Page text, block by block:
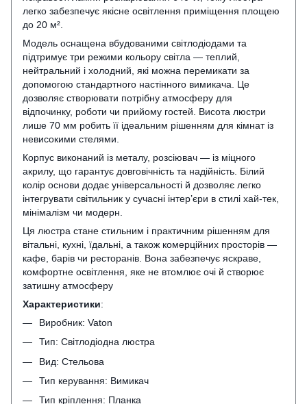
легко забезпечує якісне освітлення приміщення площею
до 20 м².
Модель оснащена вбудованими світлодіодами та
підтримує три режими кольору світла — теплий,
нейтральний і холодний, які можна перемикати за
допомогою стандартного настінного вимикача. Це
дозволяє створювати потрібну атмосферу для
відпочинку, роботи чи прийому гостей. Висота люстри
лише 70 мм робить її ідеальним рішенням для кімнат із
невисокими стелями.
Корпус виконаний із металу, розсіювач — із міцного
акрилу, що гарантує довговічність та надійність. Білий
колір основи додає універсальності й дозволяє легко
інтегрувати світильник у сучасні інтер’єри в стилі хай‑тек,
мінімалізм чи модерн.
Ця люстра стане стильним і практичним рішенням для
вітальні, кухні, їдальні, а також комерційних просторів —
кафе, барів чи ресторанів. Вона забезпечує яскраве,
комфортне освітлення, яке не втомлює очі й створює
затишну атмосферу
Характеристики:
Виробник: Vaton
Тип: Світлодіодна люстра
Вид: Стельова
Тип керування: Вимикач
Тип кріплення: Планка